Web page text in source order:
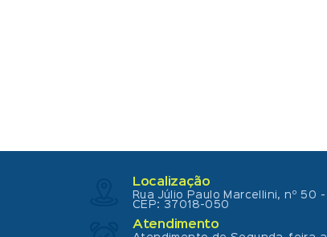
Localização
Rua Júlio Paulo Marcellini, nº 50 -
CEP: 37018-050
Atendimento